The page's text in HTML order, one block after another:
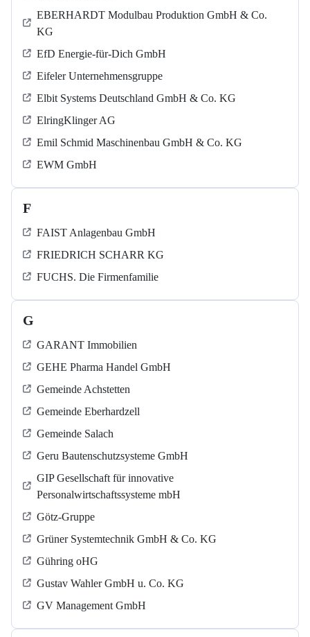
EBERHARDT Modulbau Produktion GmbH & Co.
KG
EfD Energie-für-Dich GmbH
Eifeler Unternehmensgruppe
Elbit Systems Deutschland GmbH & Co. KG
ElringKlinger AG
Emil Schmid Maschinenbau GmbH & Co. KG
EWM GmbH
F
FAIST Anlagenbau GmbH
FRIEDRICH SCHARR KG
FUCHS. Die Firmenfamilie
G
GARANT Immobilien
GEHE Pharma Handel GmbH
Gemeinde Achstetten
Gemeinde Eberhardzell
Gemeinde Salach
Geru Bautenschutzsysteme GmbH
GIP Gesellschaft für innovative
Personalwirtschaftssysteme mbH
Götz-Gruppe
Grüner Systemtechnik GmbH & Co. KG
Gühring oHG
Gustav Wahler GmbH u. Co. KG
GV Management GmbH